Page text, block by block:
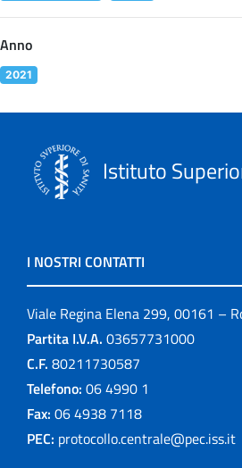
Anno
2021
Istituto
I NOSTRI CONTATTI
Viale Regina Elena 299, 00161 –
Partita I.V.A. 03657731000
C.F. 80211730587
Telefono: 06 4990 1
Fax: 06 4938 7118
PEC: protocollo.centrale@pec.iss.it